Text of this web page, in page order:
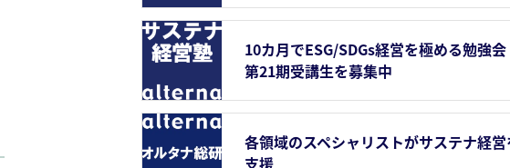
10カ月でESG/SDGs経営を極める勉強
第21期受講生を募集中
各領域のスペシャリストがサステナ経